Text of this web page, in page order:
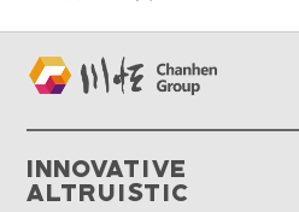
Innovative
Altruistic